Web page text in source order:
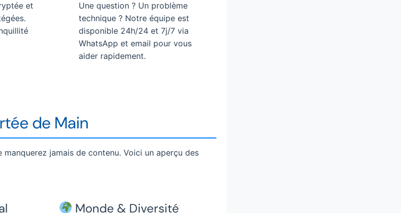
et
Une question ? Un problème
technique ? Notre équipe est
disponible 24h/24 et 7j/7 via
WhatsApp et email pour vous
aider rapidement.
de Main
manquerez jamais de contenu. Voici un aperçu des
Monde & Diversité